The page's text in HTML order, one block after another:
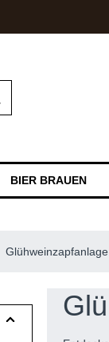
BIER BRAUEN
Glühweinzapfanlage